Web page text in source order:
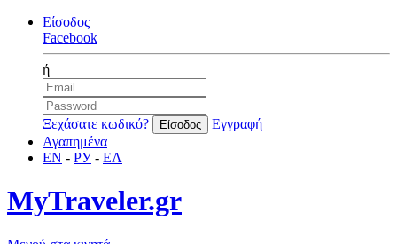
Είσοδος
Facebook
ή
Ξεχάσατε κωδικό?
Εγγραφή
Αγαπημένα
EN - РУ- ΕΛ
MyTraveler.gr